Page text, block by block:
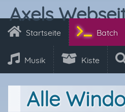
Axels
Startseite Batch
Musik Kiste
Alle